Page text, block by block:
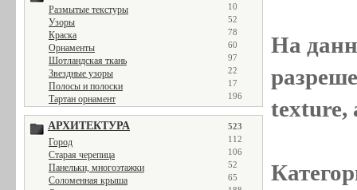
Размытые текстуры 10
Узоры 52
Краска 78
Орнаменты 60
Шотландская ткань 97
Звездные узоры 22
Полосы и полоски 17
Тартан орнамент 196
АРХИТЕКТУРА 523
Город 112
Старая черепица 106
Панельки, многоэтажки 52
Соломенная крыша 65
На
texture,